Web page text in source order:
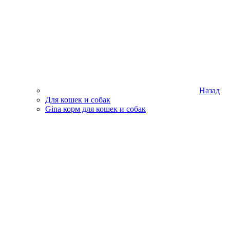
Назад
Для кошек и собак
Gina корм для кошек и собак